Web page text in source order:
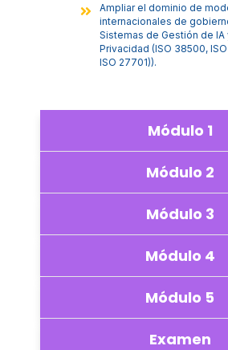
Módulo 1
Módulo 2
Módulo 3
Módulo 4
Módulo 5
Examen
Ampliar el dominio de
internacionales de
Sistemas de Gestión de IA
Privacidad (ISO 38500,
ISO 27701)).